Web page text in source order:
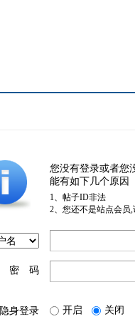
您没有登录或者您
能有如下几个原因
1、帖子ID非法
2、您还不是站点会员
密 码
隐身登录 开启 关闭